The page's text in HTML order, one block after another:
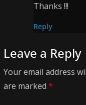
Thanks !!!
Reply
Leave a Reply
Your email address
are marked *